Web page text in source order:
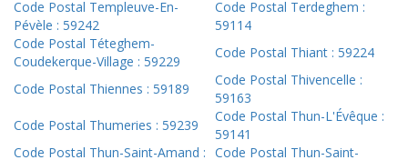
Code Postal Templeuve-En-
Pévèle : 59242
Code Postal Terdeghem :
59114
Code Postal Téteghem-
Coudekerque-Village : 59229
Code Postal Thiant : 59224
Code Postal Thiennes : 59189
Code Postal Thivencelle :
59163
Code Postal Thumeries : 59239
Code Postal Thun-L'Évêque :
59141
Code Postal Thun-Saint-Amand : Code Postal Thun-Saint-